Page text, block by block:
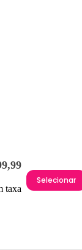
taxa
Selecionar